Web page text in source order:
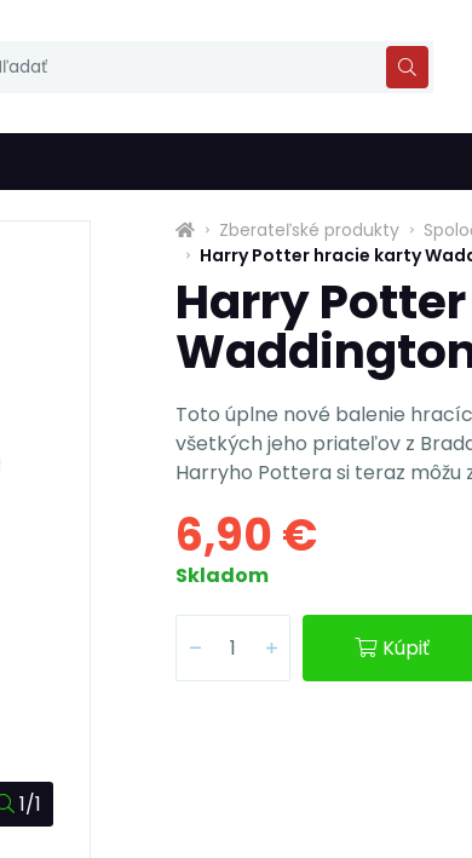
1/1
Zberateľské produkty
Harry Potter hracie karty
Harry
Toto úplne nové balenie
všetkých jeho priateľov z
Harryho Pottera si teraz môžu
6,90 €
Skladom
Kúpiť